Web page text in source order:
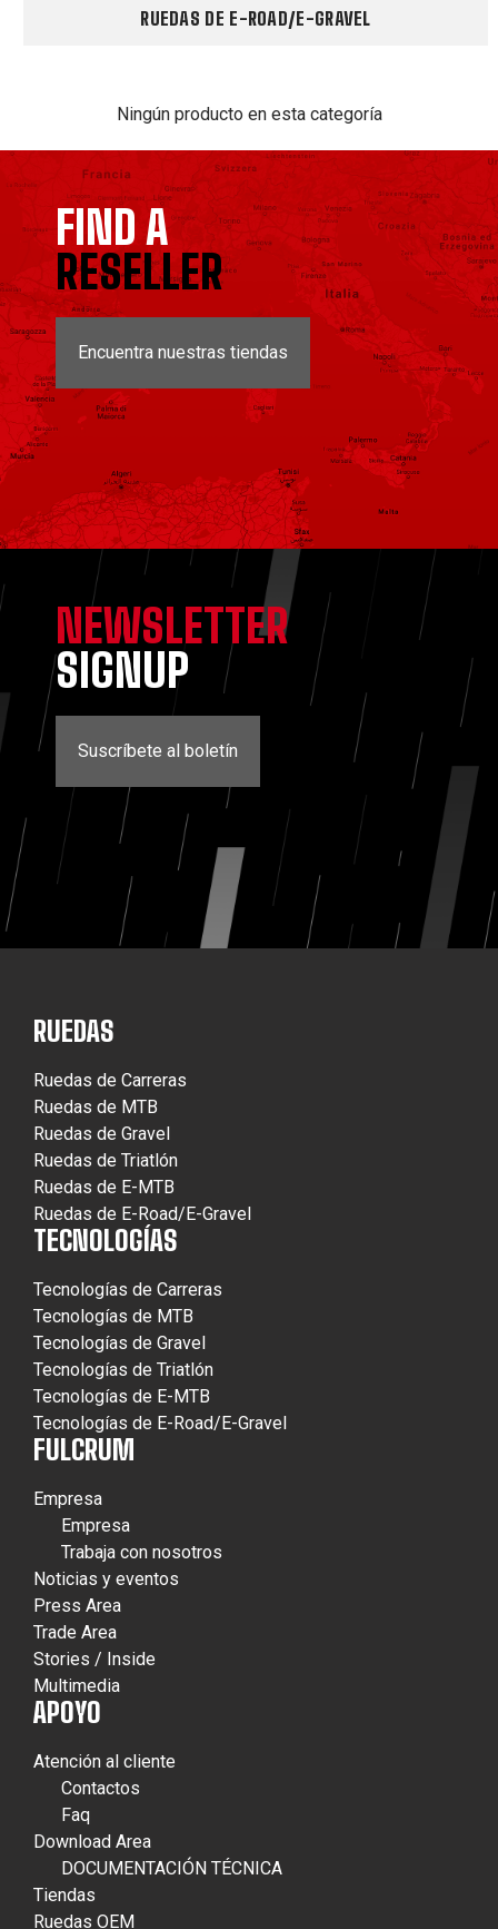
RUEDAS DE E-ROAD/E-GRAVEL
Ningún producto en esta categoría
FIND A
RESELLER
Encuentra nuestras tiendas
NEWSLETTER
SIGNUP
Suscríbete al boletín
RUEDAS
Ruedas de Carreras
Ruedas de MTB
Ruedas de Gravel
Ruedas de Triatlón
Ruedas de E-MTB
Ruedas de E-Road/E-Gravel
TECNOLOGÍAS
Tecnologías de Carreras
Tecnologías de MTB
Tecnologías de Gravel
Tecnologías de Triatlón
Tecnologías de E-MTB
Tecnologías de E-Road/E-Gravel
FULCRUM
Empresa
Empresa
Trabaja con nosotros
Noticias y eventos
Press Area
Trade Area
Stories / Inside
Multimedia
APOYO
Atención al cliente
Contactos
Faq
Download Area
DOCUMENTACIÓN TÉCNICA
Tiendas
Ruedas OEM